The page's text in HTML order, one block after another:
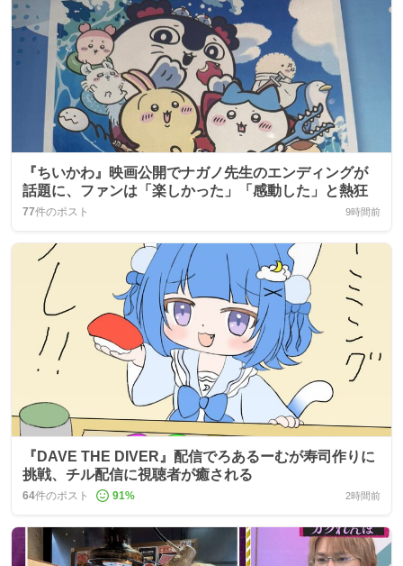
『ちいかわ』映画公開でナガノ先生のエンディングが
話題に、ファンは「楽しかった」「感動した」と熱狂
77件のポスト 9時間前
『DAVE THE DIVER』配信でろあるーむが寿司作りに
挑戦、チル配信に視聴者が癒される
64件のポスト 91% 2時間前